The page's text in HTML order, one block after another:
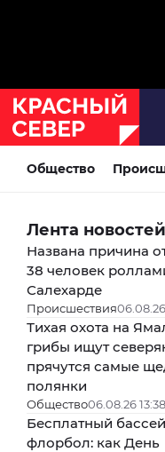
Общество
Лента новостей
Названа причина
38 человек
Салехарде
Происшествия
Тихая охота на
грибы ищут
прячутся самые
полянки
Общество06.08.26 13:38
Бесплатный
флорбол: как День